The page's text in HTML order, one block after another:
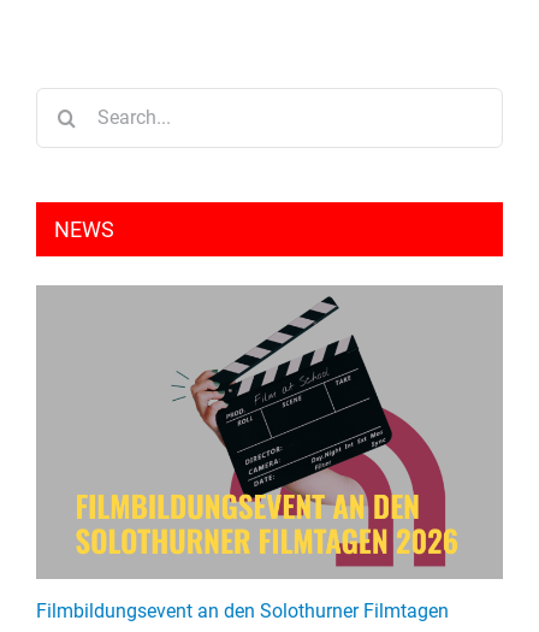
NEWS
Filmbildungsevent an den Solothurner Filmtagen